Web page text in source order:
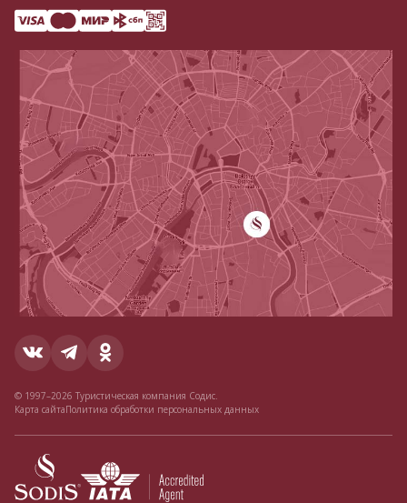
© 1997–2026 Туристическая компания Содис.
Карта сайтаПолитика обработки персональных данных